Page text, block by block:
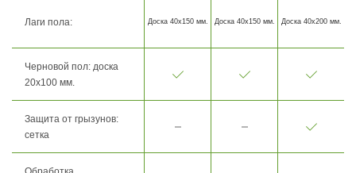
Лаги пола: Доска 40х150 мм. Доска 40х150 мм. Доска 40х200 мм.
Черновой пол: доска
20х100 мм.
Защита от грызунов:
сетка